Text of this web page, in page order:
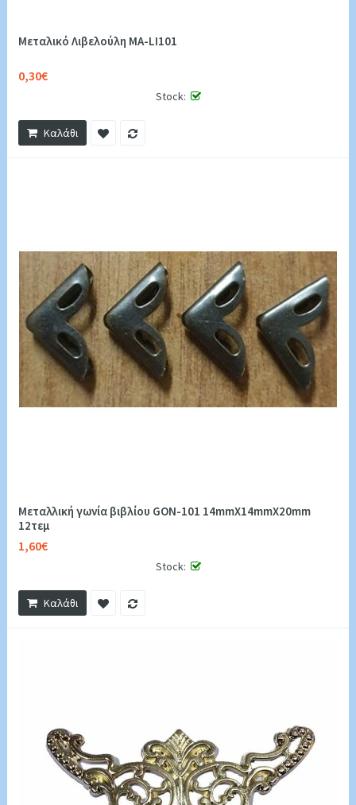
Μεταλικό Λιβελούλη MA-LI101
0,30€
Stock:
Καλάθι
Μεταλλική γωνία βιβλίου GON-101 14mmX14mmX20mm
12τεμ
1,60€
Stock:
Καλάθι